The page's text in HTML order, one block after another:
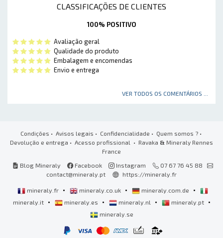
CLASSIFICAÇÕES DE CLIENTES
100% POSITIVO
Avaliação geral
Qualidade do produto
Embalagem e encomendas
Envio e entrega
VER TODOS OS COMENTÁRIOS ...
Condições • Avisos legais • Confidencialidade • Quem somos ?•
Devolução e entrega • Acesso profissional • Ravaka & Mineraly Rennes
France
Blog Mineraly
Facebook Instagram
07 67 76 45 88
contact@mineraly.pt
https://mineraly.fr
mineraly.fr • mineraly.co.uk • mineraly.com.de •
mineraly.it • mineraly.es • mineraly.nl • mineraly.pt •
mineraly.se